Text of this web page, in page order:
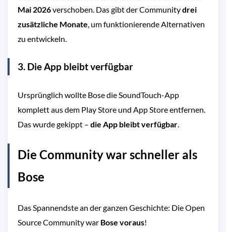
Mai 2026verschoben. Das gibt der Communitydrei
zusätzliche Monate , um funktionierende Alternativen
zu entwickeln.
3. Die App bleibt verfügbar
Ursprünglich wollte Bose die SoundTouch-App
komplett aus dem Play Store und App Store entfernen.
Das wurde gekippt – die App bleibt verfügbar
Die Community war schneller als
Bose
Das Spannendste an der ganzen Geschichte: Die Open
Source Community war Bose voraus!